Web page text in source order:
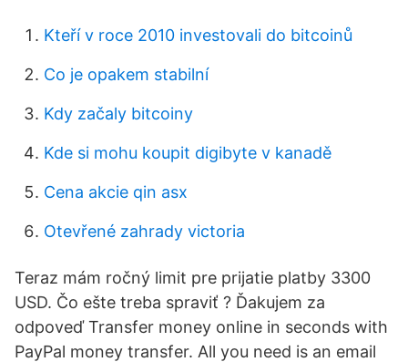
Kteří v roce 2010 investovali do bitcoinů
Co je opakem stabilní
Kdy začaly bitcoiny
Kde si mohu koupit digibyte v kanadě
Cena akcie qin asx
Otevřené zahrady victoria
Teraz mám ročný limit pre prijatie platby 3300
USD. Čo ešte treba spraviť ? Ďakujem za
odpoveď Transfer money online in seconds with
PayPal money transfer. All you need is an email